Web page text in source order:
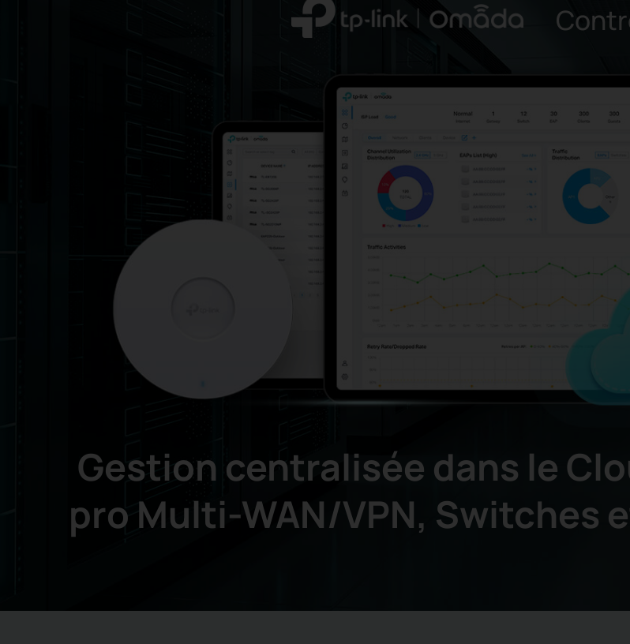
Gestion centralisée dans le
pro Multi-WAN/VPN, Switches